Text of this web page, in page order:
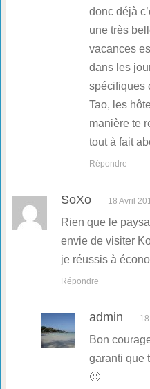
donc déjà
une très
vacances
dans les
spécifiques
Tao, les
manière te
tout à fait
Répondre
SoXo 18 Avril
Rien que le
envie de visiter
je réussis à
Répondre
admin
Bon
garanti que
🙂